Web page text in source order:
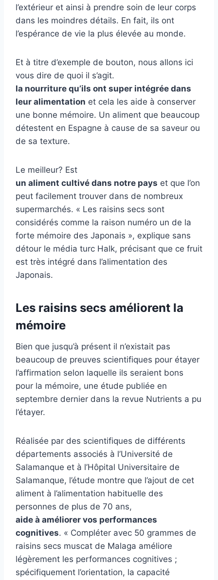
l’extérieur et ainsi à prendre soin de leur corps
dans les moindres détails. En fait, ils ont
l’espérance de vie la plus élevée au monde.
Et à titre d’exemple de bouton, nous allons ici
vous dire de quoi il s’agit.
la nourriture qu’ils ont super intégrée dans
leur alimentation et cela les aide à conserver
une bonne mémoire. Un aliment que beaucoup
détestent en Espagne à cause de sa saveur ou
de sa texture.
Le meilleur? Est
un aliment cultivé dans notre pays et que l’on
peut facilement trouver dans de nombreux
supermarchés. « Les raisins secs sont
considérés comme la raison numéro un de la
forte mémoire des Japonais », explique sans
détour le média turc Halk, précisant que ce fruit
est très intégré dans l’alimentation des
Japonais.
Les raisins secs améliorent la
mémoire
Bien que jusqu’à présent il n’existait pas
beaucoup de preuves scientifiques pour étayer
l’affirmation selon laquelle ils seraient bons
pour la mémoire, une étude publiée en
septembre dernier dans la revue Nutrients a pu
l’étayer.
Réalisée par des scientifiques de différents
départements associés à l’Université de
Salamanque et à l’Hôpital Universitaire de
Salamanque, l’étude montre que l’ajout de cet
aliment à l’alimentation habituelle des
personnes de plus de 70 ans,
aide à améliorer vos performances
cognitives. « Compléter avec 50 grammes de
raisins secs muscat de Malaga améliore
légèrement les performances cognitives ;
spécifiquement l’orientation, la capacité